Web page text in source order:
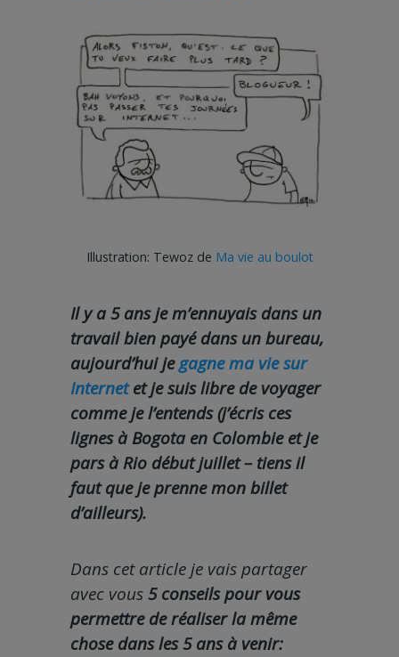
Illustration: Tewoz de Ma vie au boulot
Il y a 5 ans je m’ennuyais dans un
travail bien payé dans un bureau,
aujourd’hui jegagne ma vie sur
Internetet je suis libre de voyager
comme je l’entends (j’écris ces
lignes à Bogota en Colombie et je
pars à Rio début juillet – tiens il
faut que je prenne mon billet
d’ailleurs).
Dans cet article je vais partager
avec vous5 conseils pour vous
permettre de réaliser la même
chose dans les 5 ans à venir: